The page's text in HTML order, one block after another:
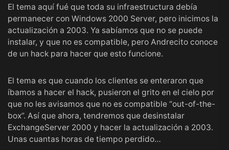
El tema aquí fué que toda su infraestructura debía
permanecer con Windows 2000 Server, pero inicimos la
actualización a 2003. Ya sabíamos que no se puede
instalar, y que no es compatible, pero Andrecito conoce
de un hack para hacer que esto funcione.
El tema es que cuando los clientes se enteraron que
íbamos a hacer el hack, pusieron el grito en el cielo por
que no les avisamos que no es compatible “out-of-the-
box”. Así que ahora, tendremos que desinstalar
ExchangeServer 2000 y hacer la actualización a 2003.
Unas cuantas horas de tiempo perdido…